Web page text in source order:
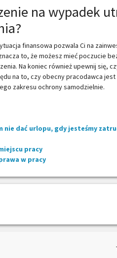
na wypadek
finansowa pozwala Ci na
to, że możesz mieć poczucie
Na koniec również upewnij się,
na to, czy obecny pracodawca
zakresu ochrony samodzielnie.
nie dać urlopu, gdy jesteśmy
pracy
w pracy